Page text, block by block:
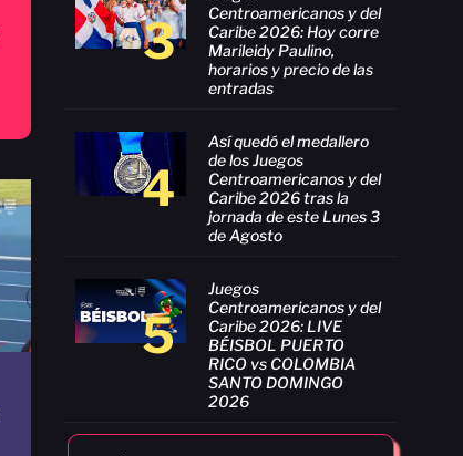
3
Centroamericanos y del
Caribe 2026: Hoy corre
Marileidy Paulino,
horarios y precio de las
entradas
4
Así quedó el medallero
de los Juegos
Centroamericanos y del
Caribe 2026 tras la
jornada de este Lunes 3
de Agosto
5
Juegos
Centroamericanos y del
Caribe 2026: LIVE
BÉISBOL PUERTO
RICO vs COLOMBIA
SANTO DOMINGO
2026